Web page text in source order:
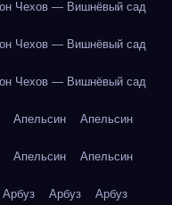
Чехов — Вишнёвый сад
Чехов — Вишнёвый сад
Чехов — Вишнёвый сад
Апельсин Апельсин
Апельсин Апельсин
Арбуз Арбуз Арбуз